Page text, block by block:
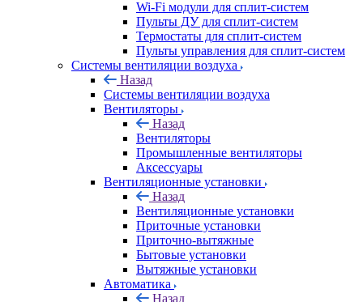
Wi-Fi модули для сплит-систем
Пульты ДУ для сплит-систем
Термостаты для сплит-систем
Пульты управления для сплит-систем
Системы вентиляции воздуха
Назад
Системы вентиляции воздуха
Вентиляторы
Назад
Вентиляторы
Промышленные вентиляторы
Аксессуары
Вентиляционные установки
Назад
Вентиляционные установки
Приточные установки
Приточно-вытяжные
Бытовые установки
Вытяжные установки
Автоматика
Назад